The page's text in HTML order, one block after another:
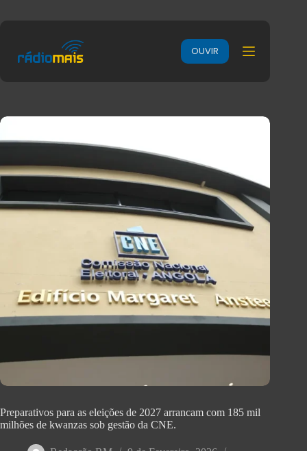
OUVIR
Preparativos para as eleições de 2027 arrancam com 185 mil
milhões de kwanzas sob gestão da CNE.